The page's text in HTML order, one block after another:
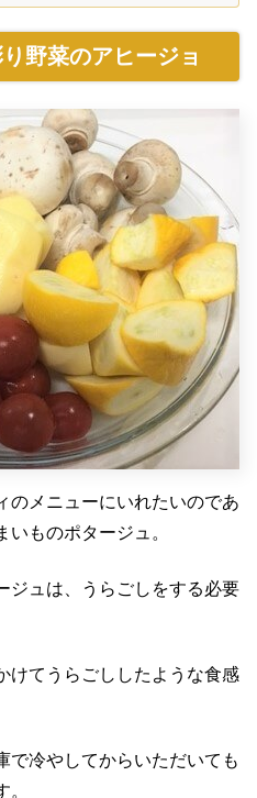
野菜のアヒージョ
のメニューにいれたいのであ
ものポタージュ。
ジュは、うらごしをする必要
けてうらごししたような食感
で冷やしてからいただいても